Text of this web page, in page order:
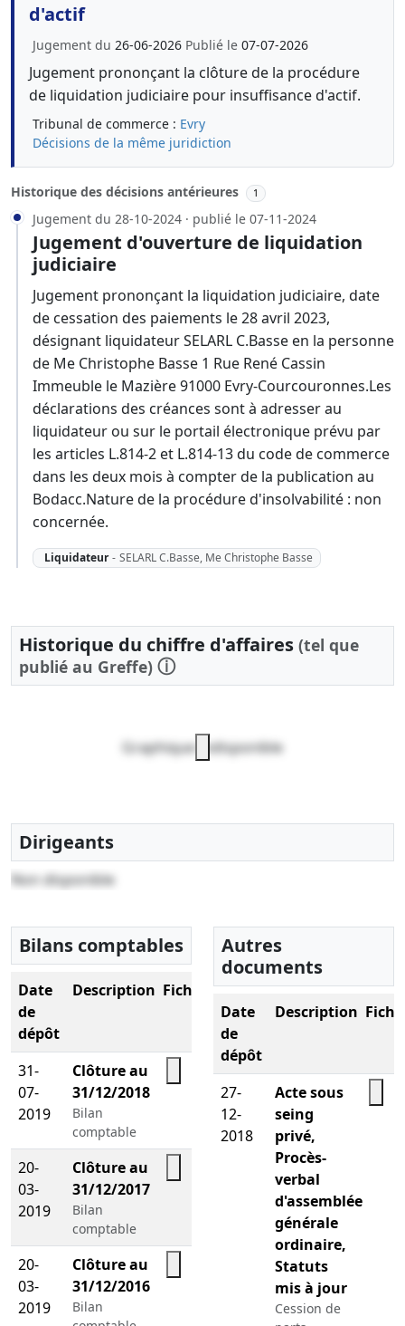
d'actif
Jugement du 26-06-2026 Publié le 07-07-2026
Jugement prononçant la clôture de la procédure
de liquidation judiciaire pour insuffisance d'actif.
Tribunal de commerce : Evry
Décisions de la même juridiction
Historique des décisions antérieures 1
Jugement du 28-10-2024 · publié le 07-11-2024
Jugement d'ouverture de liquidation
judiciaire
Jugement prononçant la liquidation judiciaire, date
de cessation des paiements le 28 avril 2023,
désignant liquidateur SELARL C.Basse en la personne
de Me Christophe Basse 1 Rue René Cassin
Immeuble le Mazière 91000 Evry-Courcouronnes.Les
déclarations des créances sont à adresser au
liquidateur ou sur le portail électronique prévu par
les articles L.814-2 et L.814-13 du code de commerce
dans les deux mois à compter de la publication au
Bodacc.Nature de la procédure d'insolvabilité : non
concernée.
Liquidateur - SELARL C.Basse, Me Christophe Basse
Historique du chiffre d'affaires (tel que
publié au Greffe) ⓘ
Graphique indisponible
Dirigeants
Non disponible
Bilans comptables
Date
de
dépôt
Description Fichier
31-
07-
2019
Clôture au
31/12/2018
Bilan
comptable
20-
03-
2019
Clôture au
31/12/2017
Bilan
comptable
20-
03-
2019
Clôture au
31/12/2016
Bilan
Autres
documents
Date
de
dépôt
Description
27-
12-
2018
Acte sous
seing
privé,
Procès-
verbal
d'assemblée
générale
ordinaire,
Statuts
mis à jour
Cession de